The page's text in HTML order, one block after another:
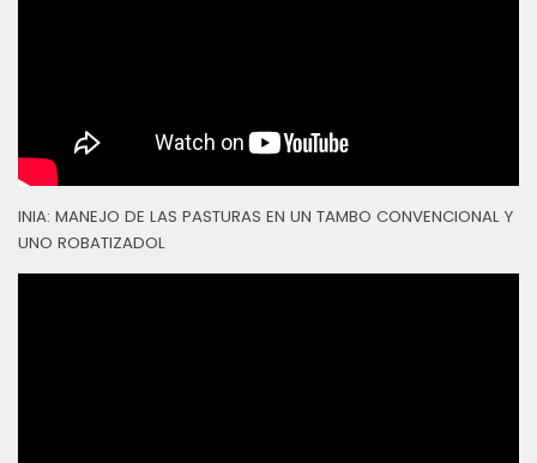
INIA: MANEJO DE LAS PASTURAS EN UN TAMBO CONVENCIONAL Y
UNO ROBATIZADOL